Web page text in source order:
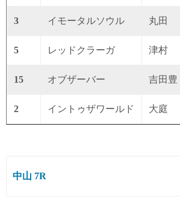
3 イモータルソウル 丸田
5 レッドクラーガ 津村
15 オブザーバー 吉田豊
2 イントゥザワールド 大庭
中山 7R